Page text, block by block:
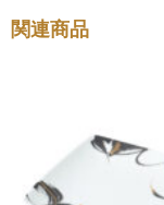
関連商品